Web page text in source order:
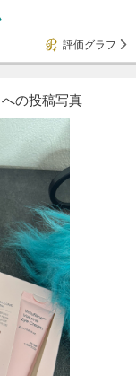
評価グラフ
の投稿写真